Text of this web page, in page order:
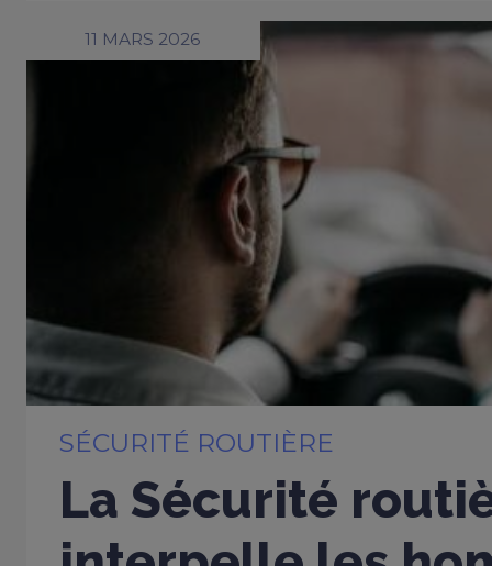
11 MARS 2026
SÉCURITÉ ROUTIÈRE
La Sécurité